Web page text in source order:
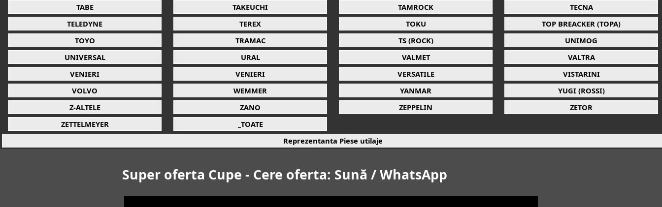
TABE
TAKEUCHI TAMROCK
TECNA
TELEDYNE
TEREX TOKU
TOP BREACKER (TOPA)
TOYO
TRAMAC TS (ROCK)
UNIMOG
UNIVERSAL
URAL VALMET
VALTRA
VENIERI
VENIERI VERSATILE
VISTARINI
VOLVO
WEMMER YANMAR
YUGI (ROSSI)
Z-ALTELE
ZANO ZEPPELIN
ZETOR
ZETTELMEYER
_TOATE
Reprezentanta Piese utilaje
Super oferta Cupe - Cere oferta: Sună / WhatsApp